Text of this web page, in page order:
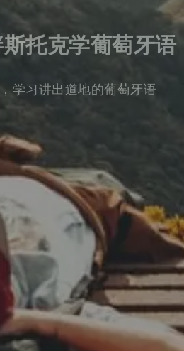
托克学葡萄牙语
学习讲出道地的葡萄牙语